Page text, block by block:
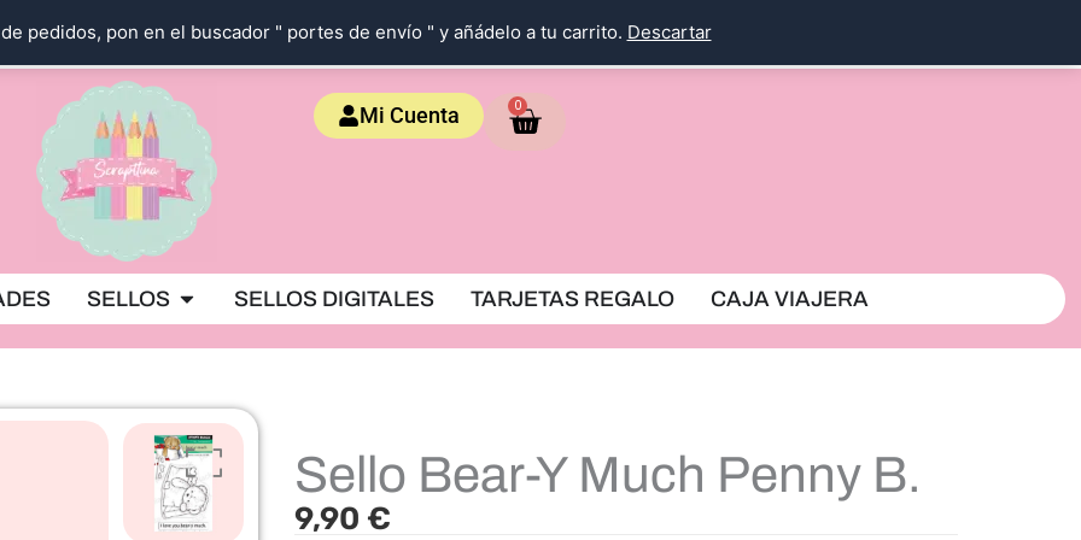
pedidos, pon en el buscador " portes de envío " y añádelo a tu carrito. Descartar
Mi Cuenta 0
Carrito
SELLOS Abrir SELLOSSELLOS DIGITALES TARJETAS REGALO CAJA VIAJERA
Sello Bear-Y Much Penny B.
9,90 €